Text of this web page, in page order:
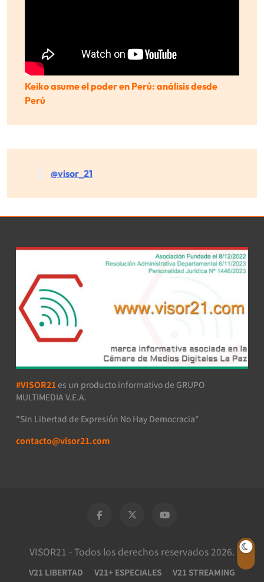
Keiko asume el poder en Perú: análisis desde
Perú
@visor_21
#VISOR21 es un producto informativo de GRUPO
MULTIMEDIA V.E.A.
"Sin Libertad de Expresión No Hay Democracia"
contacto@visor21.com
VISOR21 - Todos los derechos reservados 2026.
V21 LIBERTAD V21+ ESPECIALES
V21 STREAMING